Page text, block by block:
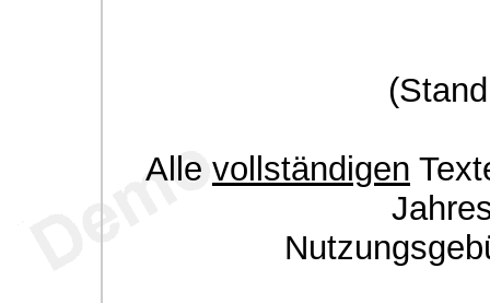
Alle vollständigen